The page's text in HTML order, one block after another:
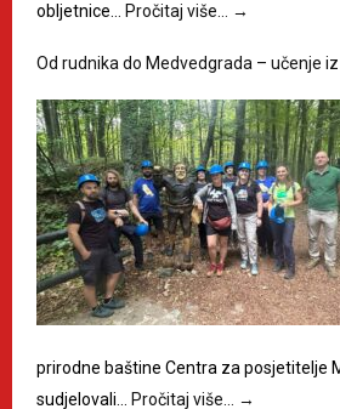
obljetnice… Pročitaj više… →
Od rudnika do Medvedgrada – učenje
prirodne baštine Centra za posjetitelje
sudjelovali… Pročitaj više… →